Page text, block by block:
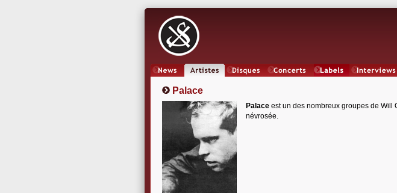
Palace
Palace est un des nombreux groupes de Will
névrosée.